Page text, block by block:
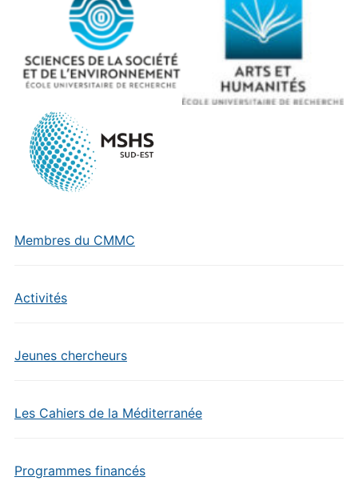
Membres du CMMC
Activités
Jeunes chercheurs
Les Cahiers de la Méditerranée
Programmes financés